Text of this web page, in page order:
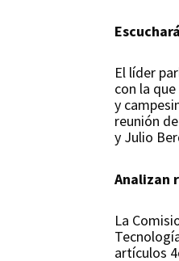
El líder
con la
y
reunión
y Julio
Analizan
La
artículos